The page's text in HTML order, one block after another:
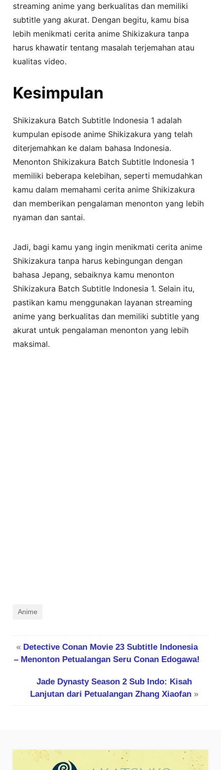
streaming anime yang berkualitas dan memiliki
subtitle yang akurat. Dengan begitu, kamu bisa
lebih menikmati cerita anime Shikizakura tanpa
harus khawatir tentang masalah terjemahan atau
kualitas video.
Kesimpulan
Shikizakura Batch Subtitle Indonesia 1 adalah
kumpulan episode anime Shikizakura yang telah
diterjemahkan ke dalam bahasa Indonesia.
Menonton Shikizakura Batch Subtitle Indonesia 1
memiliki beberapa kelebihan, seperti memudahkan
kamu dalam memahami cerita anime Shikizakura
dan memberikan pengalaman menonton yang lebih
nyaman dan santai.
Jadi, bagi kamu yang ingin menikmati cerita anime
Shikizakura tanpa harus kebingungan dengan
bahasa Jepang, sebaiknya kamu menonton
Shikizakura Batch Subtitle Indonesia 1. Selain itu,
pastikan kamu menggunakan layanan streaming
anime yang berkualitas dan memiliki subtitle yang
akurat untuk pengalaman menonton yang lebih
maksimal.
Anime
« Detective Conan Movie 23 Subtitle Indonesia
– Menonton Petualangan Seru Conan Edogawa!
Jade Dynasty Season 2 Sub Indo: Kisah
Lanjutan dari Petualangan Zhang Xiaofan »